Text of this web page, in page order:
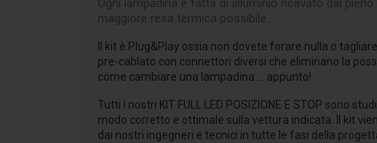
Ogni lampadina è fatta di alluminio ricavato dal
maggiore resa termica possibile.
Il kit è Plug&Play ossia non dovete forare nulla o
pre-cablato con connettori diversi che eliminano la
come cambiare una lampadina ... appunto!
Tutti i nostri KIT FULL LED POSIZIONE E STOP sono
modo corretto e ottimale sulla vettura indicata. Il kit
dai nostri ingegneri e tecnici in tutte le fasi della